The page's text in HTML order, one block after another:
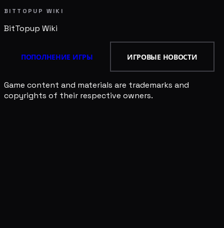
BITTOPUP WIKI
BitTopup Wiki
ПОПОЛНЕНИЕ ИГРЫ ИГРОВЫЕ НОВОСТИ
Game content and materials are trademarks and
copyrights of their respective owners.